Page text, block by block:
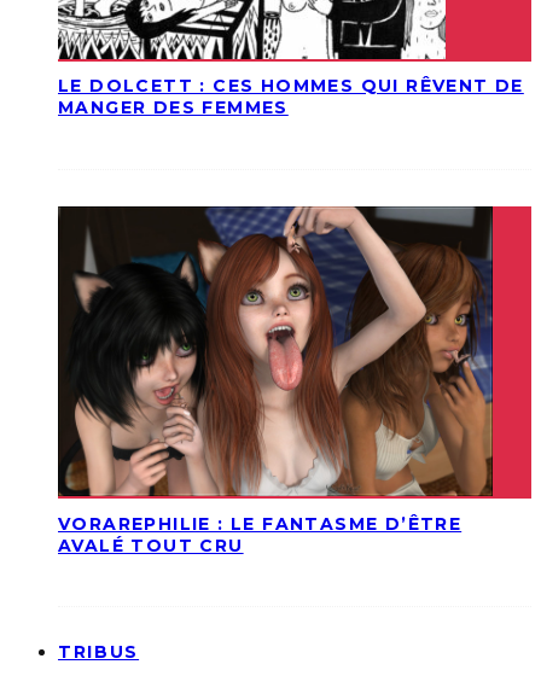
LE DOLCETT : CES HOMMES QUI RÊVENT DE
MANGER DES FEMMES
VORAREPHILIE : LE FANTASME D’ÊTRE
AVALÉ TOUT CRU
TRIBUS